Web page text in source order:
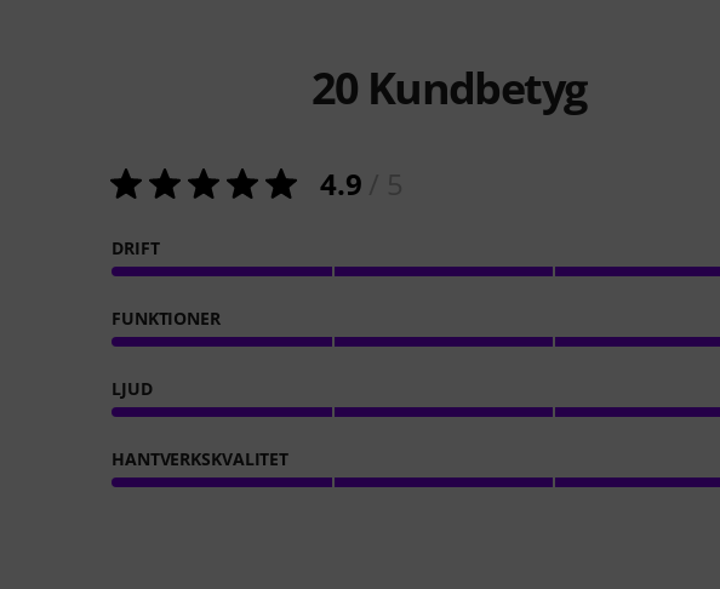
20 Kundbetyg
4.9
DRIFT
FUNKTIONER
LJUD
HANTVERKSKVALITET